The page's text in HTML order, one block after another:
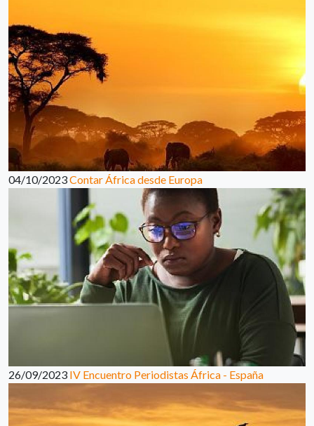
04/10/2023Contar África desde Europa
26/09/2023 IV Encuentro Periodistas África - España